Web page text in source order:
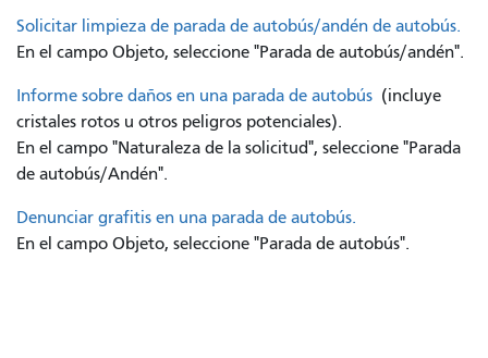
Solicitar limpieza de parada de autobús/andén de autobús.
En el campo Objeto, seleccione "Parada de autobús/andén".
Informe sobre daños en una parada de autobús (incluye
cristales rotos u otros peligros potenciales).
En el campo "Naturaleza de la solicitud", seleccione "Parada
de autobús/Andén".
Denunciar grafitis en una parada de autobús.
En el campo Objeto, seleccione "Parada de autobús".